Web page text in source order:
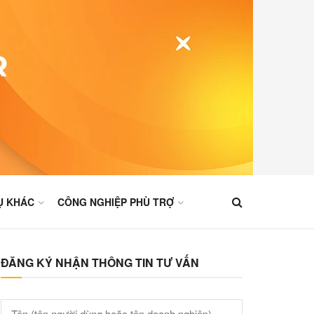
KHÁC CÔNG NGHIỆP PHÙ TRỢ
ĐĂNG KÝ NHẬN THÔNG TIN TƯ VẤN